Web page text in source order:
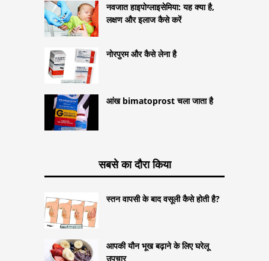
नवजात हाइपोग्लाइसेमिया: यह क्या है,
लक्षण और इलाज कैसे करें
नोरपुरम और कैसे लेना है
आंख bimatoprost चला जाता है
सबसे का दौरा किया
स्तन वापसी के बाद वसूली कैसे होती है?
आपकी यौन भूख बढ़ाने के लिए घरेलू
उपचार